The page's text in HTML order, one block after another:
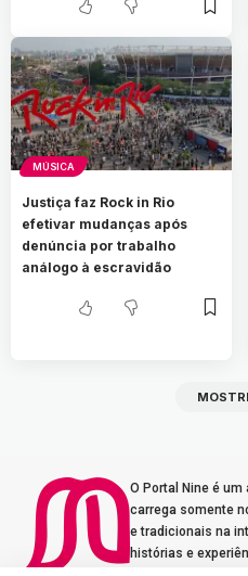
MÚSICA
Justiça faz Rock in Rio
efetivar mudanças após
denúncia por trabalho
análogo à escravidão
O Portal Nine é
carrega somente
e tradicionais na
histórias e